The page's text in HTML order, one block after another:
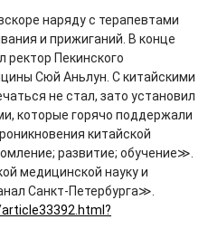
наряду с терапевтами
и прижиганий. В конце
ректор Пекинского
Сюй Аньлун. С китайскими
не стал, зато установил
которые горячо поддержали
китайской
развитие; обучение≫.
медицинской науку и
Санкт-Петербурга≫.